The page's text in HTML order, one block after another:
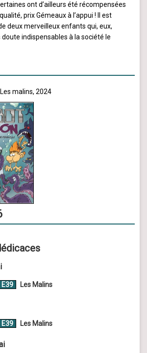
ont d’ailleurs été récompensées
prix Gémeaux à l’appui ! Il est
deux merveilleux enfants qui, eux,
indispensables à la société le
malins, 2024
E39 Les Malins
E39 Les Malins